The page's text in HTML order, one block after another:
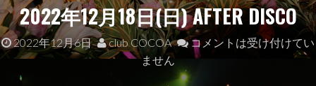
2022年12月18日(日) AFTER DISCO
2022年12月6日 club COCOA
コメントは受け付けてい
ません